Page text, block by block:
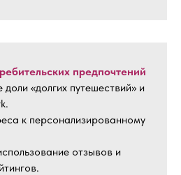
предпочтений
доли «долгих путешествий» и
к персонализированному
отзывов и